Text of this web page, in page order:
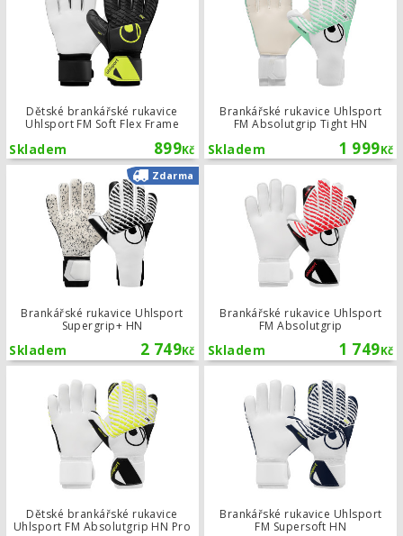
Dětské brankářské rukavice
Uhlsport FM Soft Flex Frame
899Kč
Skladem
Brankářské rukavice Uhlsport
FM Absolutgrip Tight HN
1 999Kč
Skladem
Brankářské rukavice Uhlsport
Supergrip+ HN
2 749Kč
Skladem
Zdarma
Brankářské rukavice Uhlsport
FM Absolutgrip
1 749Kč
Skladem
Dětské brankářské rukavice
Uhlsport FM Absolutgrip HN Pro
Brankářské rukavice Uhlsport
FM Supersoft HN